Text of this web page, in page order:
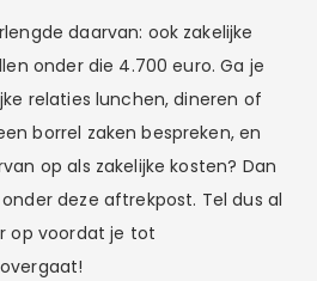
daarvan: ook zakelijke
onder die 4.700 euro. Ga je
relaties lunchen, dineren of
borrel zaken bespreken, en
op als zakelijke kosten? Dan
deze aftrekpost. Tel dus al
op voordat je tot